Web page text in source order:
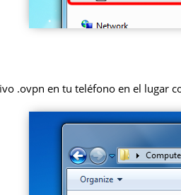
.ovpn en tu teléfono en el lugar